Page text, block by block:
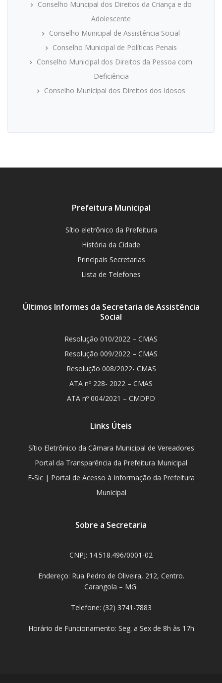
Conselho Muncipal dos Direitos da Criança e do
Adolescente
Conselho Municipal de Assistência Social
Conselho Municipal de Políticas Penais
Conselho Municipal dos Direitos da Pessoa com
Deficiência
Conselho Municipal dos Direitos dos Idosos
Prefeitura Municipal
Sítio eletrônico da Prefeitura
História da Cidade
Principais Secretarias
Lista de Telefones
Últimos Informes da Secretaria de Assistência
Social
Resolução 010/2022 – CMAS
Resolução 009/2022 – CMAS
Resolução 008/2022- CMAS
ATA nº 228- 2022 – CMAS
ATA nº 004/2021 – CMDPD
Links Úteis
Sítio Eletrônico da Câmara Municipal de Vereadores
Portal da Transparência da Prefeitura Municipal
E-Sic | Portal de Acesso à Informação da Prefeitura
Municipal
Sobre a Secretaria
CNPJ: 14.518.496/0001-02
Endereço: Rua Pedro de Oliveira, 212, Centro.
Carangola – MG.
Telefone: (32) 3741-7883
Horário de Funcionamento: Seg. a Sex de 8h às 17h